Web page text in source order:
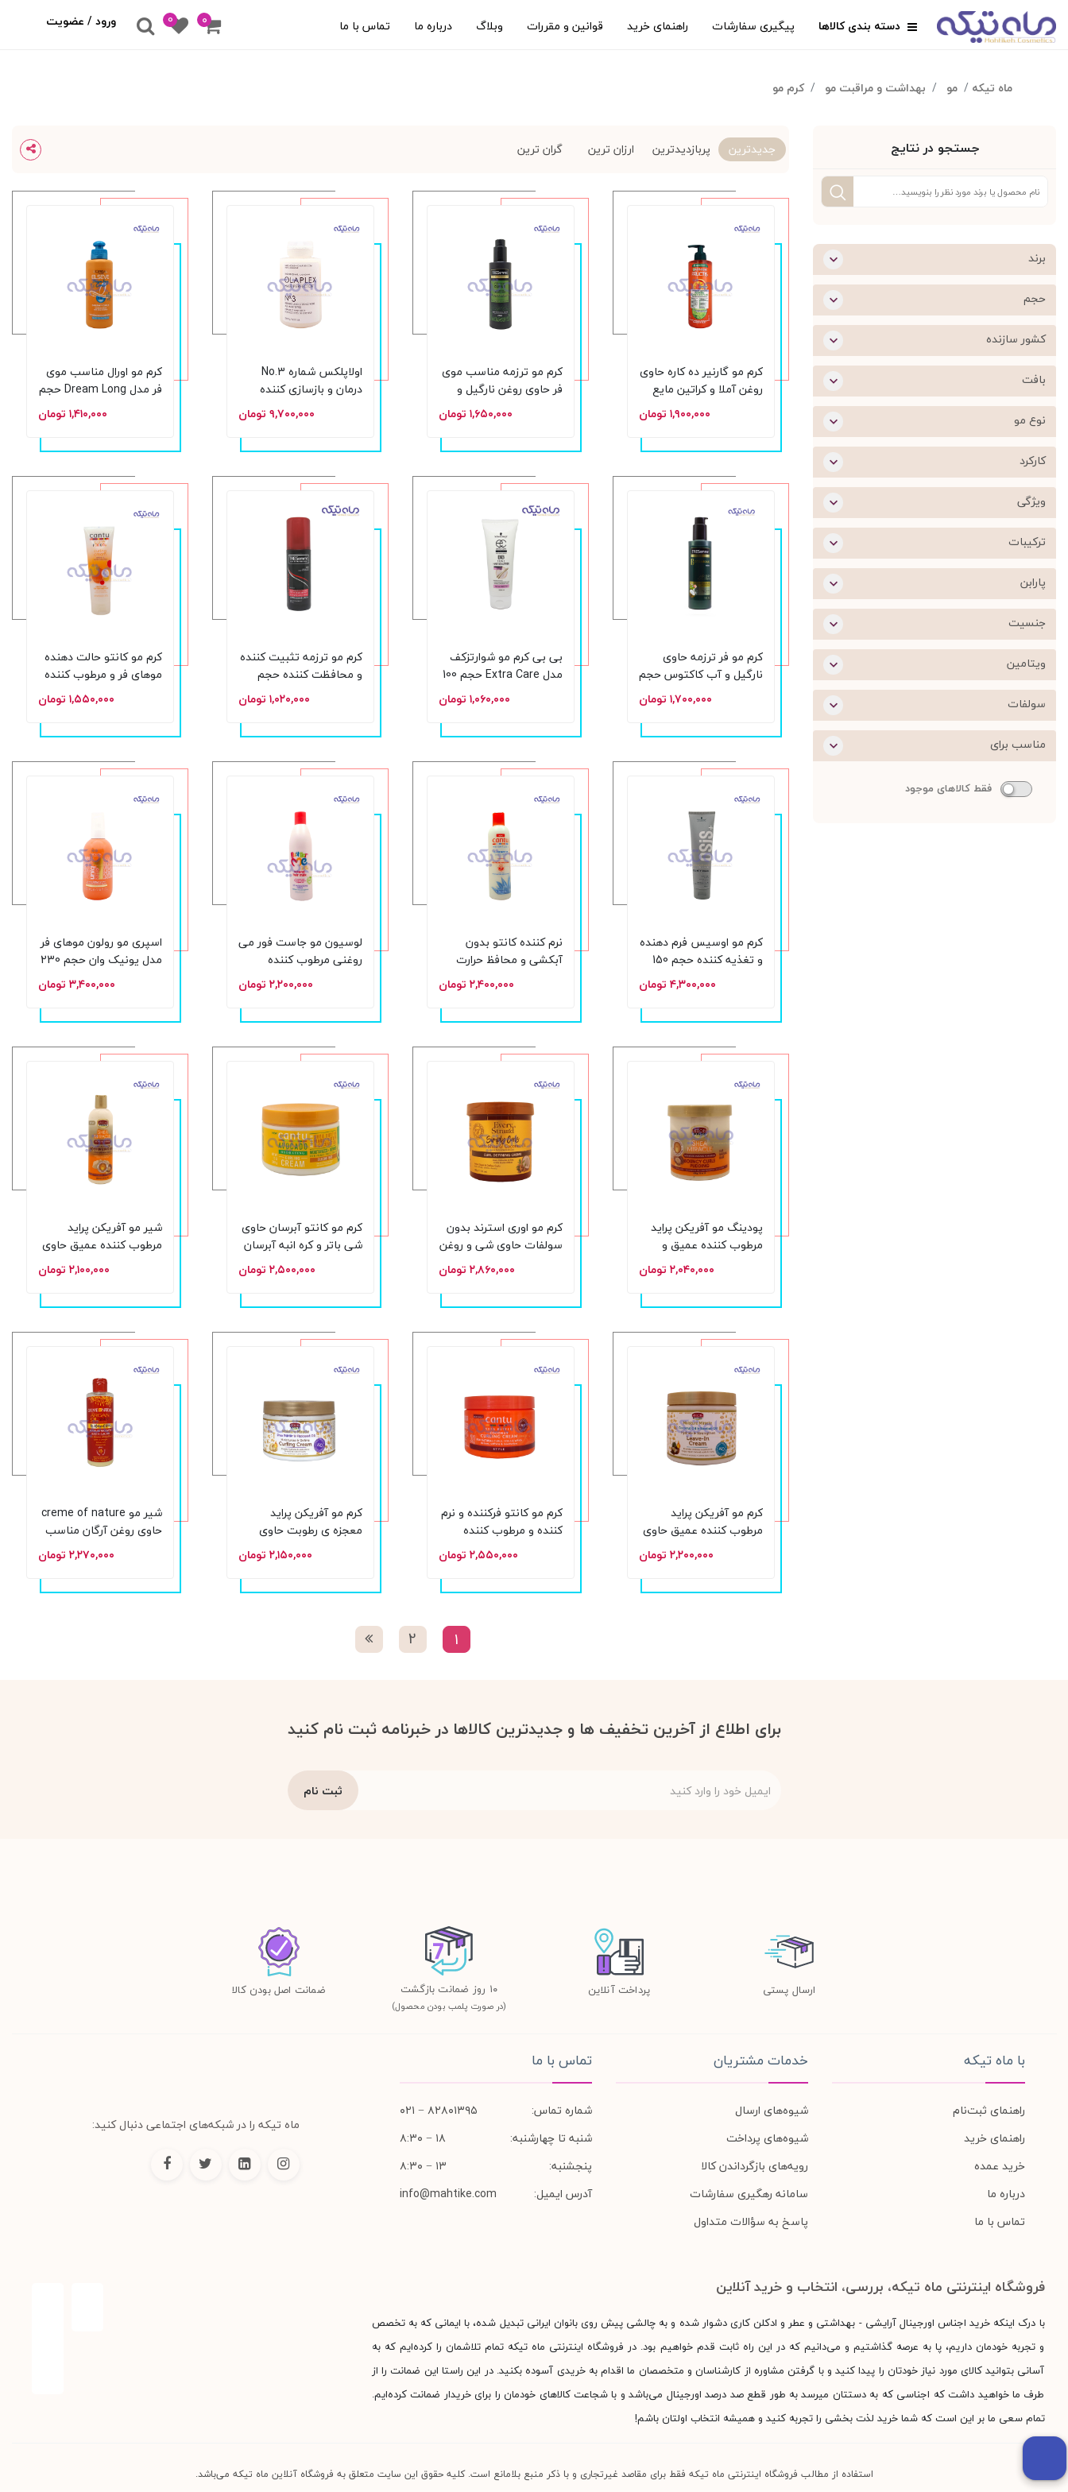
دسته بندی کالاها پیگیری سفارشات راهنمای خرید قوانین و مقررات وبلاگ درباره ما تماس با ما ۰ 0 ورود / عضویت
ماه تیکه مو بهداشت و مراقبت مو کرم مو
جستجو در نتایج
برند
حجم
کشور سازنده
بافت
نوع مو
کارکرد
ویژگی
ترکیبات
پارابن
جنسیت
ویتامین
سولفات
مناسب برای
فقط کالاهای موجود
جدیدترین پربازدیدترین ارزان ترین گران ترین
کرم مو گارنیر ده کاره حاوی
روغن آملا و کراتین مایع
۱,۹۰۰,۰۰۰ تومان
کرم مو ترزمه مناسب موی
فر حاوی روغن نارگیل و
سرامید حجم 200 میلی
۱,۶۵۰,۰۰۰ تومان
اولاپلکس شماره No.3
درمان و بازسازی‌ کننده
پیش از شامپو حجم 100 ۹,۷۰۰,۰۰۰ تومان
کرم مو اورال مناسب موی
فر مدل Dream Long حجم
۱,۴۱۰,۰۰۰ تومان
کرم مو فر ترزمه حاوی
نارگیل و آب کاکتوس حجم
۱,۷۰۰,۰۰۰ تومان
بی بی کرم مو شوارتزکف
مدل Extra Care حجم 100
۱,۰۶۰,۰۰۰ تومان
کرم مو ترزمه تثبیت کننده
و محافظت کننده حجم
۱,۰۲۰,۰۰۰ تومان
کرم مو کانتو حالت دهنده
موهای فر و مرطوب کننده
کودک Cantu Care For
Kids Curling Cream حجم
۱,۵۵۰,۰۰۰ تومان
کرم مو اوسیس فرم دهنده
و تغذیه کننده حجم 150
۴,۳۰۰,۰۰۰ تومان
نرم کننده کانتو بدون
آبکشی و محافظ حرارت
۲,۴۰۰,۰۰۰ تومان
لوسیون مو جاست فور می
روغنی مرطوب کننده
۲,۲۰۰,۰۰۰ تومان
اسپری مو رولون موهای فر
مدل یونیک وان حجم 230
۳,۴۰۰,۰۰۰ تومان
پودینگ مو آفریکن پراید
مرطوب کننده عمیق و
تقویت کننده فر حجم 425
۲,۰۴۰,۰۰۰ تومان
کرم مو اوری استرند بدون
سولفات حاوی شی و روغن
نارگیل مناسب مو فر و
موج دار حجم 425 میلی
۲,۸۶۰,۰۰۰ تومان
کرم مو کانتو آبرسان حاوی
شی باتر و کره انبه آبرسان
و تقویت کننده فر حجم
۲,۵۰۰,۰۰۰ تومان
شیر مو آفریکن پراید
مرطوب کننده عمیق حاوی
کره انبه و شی باتر حجم
۲,۱۰۰,۰۰۰ تومان
کرم مو آفریکن پراید
مرطوب کننده عمیق حاوی
روغن بائوباب حجم 425۲,۲۰۰,۰۰۰ تومان
کرم مو کانتو فرکننده و نرم
کننده و مرطوب کننده
حاوی نارگیل حجم 340۲,۵۵۰,۰۰۰ تومان
کرم مو آفریکن پراید
معجزه ی رطوبت حاوی
شی باتر و روغن بذر کتان
آبرسان و تقویت کننده
۲,۱۵۰,۰۰۰ تومان
شیر مو creme of nature
حاوی روغن آرگان مناسب
۲,۲۷۰,۰۰۰ تومان
1
2
برای اطلاع از آخرین تخفیف ها و جدیدترین کالاها در خبرنامه ثبت نام کنید
ارسال پستی پرداخت آنلاین ١٠ روز ضمانت بازگشت
(در صورت پلمب بودن محصول)
ضمانت اصل بودن کالا
با ماه تیکه
راهنمای ثبت‌نام
راهنمای خرید
خرید عمده
درباره ما
تماس با ما
خدمات مشتریان
شیوه‌های ارسال
شیوه‌های پرداخت
رویه‌های بازگرداندن کالا
سامانه رهگیری سفارشات
پاسخ به سؤالات متداول
تماس با ما
شماره تماس:
۸۲۸۰۱۳۹۵ − ۰۲۱
شنبه تا چهارشنبه:
۱۸ − ۸:۳۰
پنجشنبه:
۱۳ − ۸:۳۰
آدرس ایمیل:
info@mahtike.com
ماه تیکه را در شبکه‌های اجتماعی دنبال کنید:
فروشگاه اینترنتی ماه تیکه، بررسی، انتخاب و خرید آنلاین
با درک اینکه خرید اجناس اورجینال آرایشی - بهداشتی و عطر و ادکلن کاری دشوار شده و به چالشی پیش روی بانوان ایرانی تبدیل شده، با ایمانی که به تخصص
و تجربه خودمان داریم، پا به عرصه گذاشتیم و می‌دانیم که در این راه ثابت قدم خواهیم بود. در فروشگاه اینترنتی ماه تیکه تمام تلاشمان را کرده‌ایم که به
آسانی بتوانید کالای مورد نیاز خودتان را پیدا کنید و با گرفتن مشاوره از کارشناسان و متخصصان ما اقدام به خریدی آسوده بکنید. در این راستا این ضمانت را از
طرف ما خواهید داشت که اجناسی که به دستتان میرسد به طور قطع صد درصد اورجینال می‌باشد و با شجاعت کالاهای خودمان را برای خریدار ضمانت کرده‌ایم.
تمام سعی ما بر این است که شما خرید لذت بخشی را تجربه کنید و همیشه انتخاب اولتان باشم!
استفاده از مطالب فروشگاه اینترنتی ماه تیکه فقط برای مقاصد غیرتجاری و با ذکر منبع بلامانع است. کلیه حقوق این سایت متعلق به فروشگاه آنلاین ماه تیکه می‌باشد.